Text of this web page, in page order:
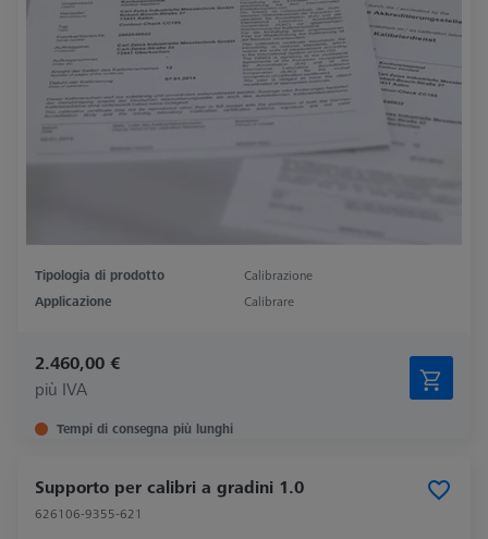
Tipologia di prodotto
Calibrazione
Applicazione
Calibrare
2.460,00 €
più IVA
Tempi di consegna più lunghi
Supporto per calibri a gradini 1.0
626106-9355-621